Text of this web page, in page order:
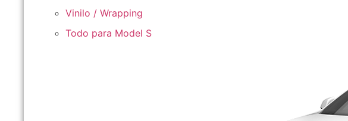
Vinilo / Wrapping
Todo para Model S